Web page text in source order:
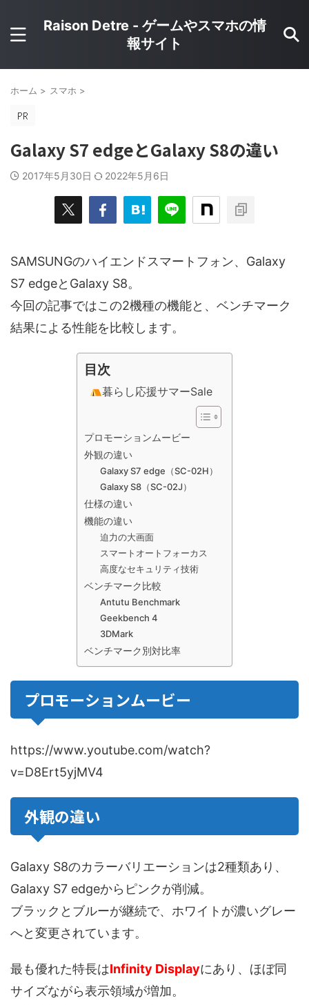
Raison Detre - ゲームやスマホの情
報サイト
ホーム > スマホ >
Galaxy S7 edgeとGalaxy S8の違い
2017年5月30日 2022年5月6日
SAMSUNGのハイエンドスマートフォン、Galaxy
S7 edgeとGalaxy S8。
今回の記事ではこの2機種の機能と、ベンチマーク
結果による性能を比較します。
目次
暮らし応援サマーSale
プロモーションムービー
外観の違い
Galaxy S7 edge（SC-02H）
Galaxy S8（SC-02J）
仕様の違い
機能の違い
迫力の大画面
スマートオートフォーカス
高度なセキュリティ技術
ベンチマーク比較
Antutu Benchmark
Geekbench 4
3DMark
ベンチマーク別対比率
プロモーションムービー
https://www.youtube.com/watch?
v=D8Ert5yjMV4
外観の違い
Galaxy S8のカラーバリエーションは2種類あり、
Galaxy S7 edgeからピンクが削減。
ブラックとブルーが継続で、ホワイトが濃いグレー
へと変更されています。
最も優れた特長はInfinity Displayにあり、ほぼ同
サイズながら表示領域が増加。